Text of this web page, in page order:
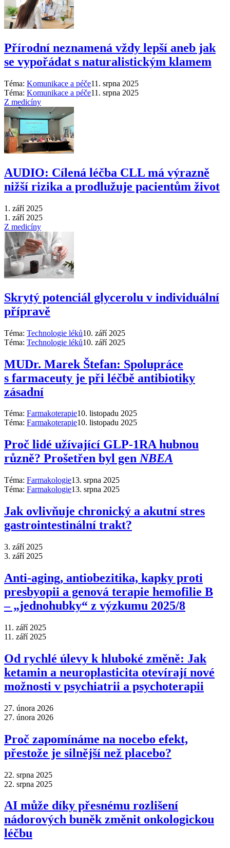
Přírodní neznamená vždy lepší aneb jak
se vypořádat s naturalistickým klamem
Téma: Komunikace a péče11. srpna 2025
Téma: Komunikace a péče11. srpna 2025
Z medicíny
AUDIO: Cílená léčba CLL má výrazně
nižší rizika a prodlužuje pacientům život
1. září 2025
1. září 2025
Z medicíny
Skrytý potenciál glycerolu v individuální
přípravě
Téma: Technologie léků10. září 2025
Téma: Technologie léků10. září 2025
MUDr. Marek Štefan: Spolupráce
s farmaceuty je při léčbě antibiotiky
zásadní
Téma: Farmakoterapie10. listopadu 2025
Téma: Farmakoterapie10. listopadu 2025
Proč lidé užívající GLP-1RA hubnou
různě? Prošetřen byl genNBEA
Téma: Farmakologie13. srpna 2025
Téma: Farmakologie13. srpna 2025
Jak ovlivňuje chronický a akutní stres
gastrointestinální trakt?
3. září 2025
3. září 2025
Anti‑aging, antiobezitika, kapky proti
presbyopii a genová terapie hemofilie B
–⁠ „jednohubky“ z výzkumu 2025/8
11. září 2025
11. září 2025
Od rychlé úlevy k hluboké změně: Jak
ketamin a neuroplasticita otevírají nové
možnosti v psychiatrii a psychoterapii
27. února 2026
27. února 2026
Proč zapomínáme na nocebo efekt,
přestože je silnější než placebo?
22. srpna 2025
22. srpna 2025
AI může díky přesnému rozlišení
nádorových buněk změnit onkologickou
léčbu